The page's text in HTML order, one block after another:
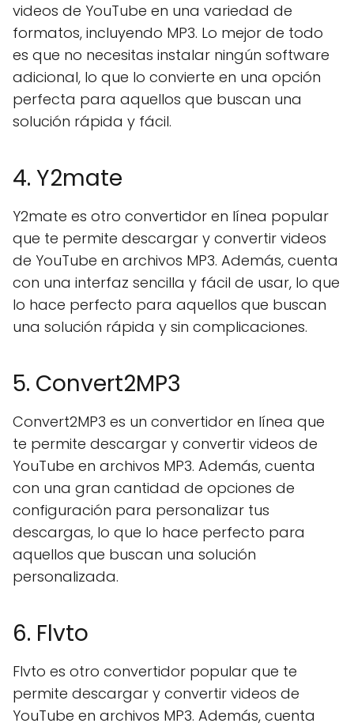
videos de YouTube en una variedad de
formatos, incluyendo MP3. Lo mejor de todo
es que no necesitas instalar ningún software
adicional, lo que lo convierte en una opción
perfecta para aquellos que buscan una
solución rápida y fácil.
4. Y2mate
Y2mate es otro convertidor en línea popular
que te permite descargar y convertir videos
de YouTube en archivos MP3. Además, cuenta
con una interfaz sencilla y fácil de usar, lo que
lo hace perfecto para aquellos que buscan
una solución rápida y sin complicaciones.
5. Convert2MP3
Convert2MP3 es un convertidor en línea que
te permite descargar y convertir videos de
YouTube en archivos MP3. Además, cuenta
con una gran cantidad de opciones de
configuración para personalizar tus
descargas, lo que lo hace perfecto para
aquellos que buscan una solución
personalizada.
6. Flvto
Flvto es otro convertidor popular que te
permite descargar y convertir videos de
YouTube en archivos MP3. Además, cuenta